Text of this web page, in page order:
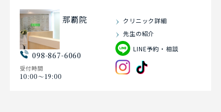
那覇院
098-867-6060
受付時間
10:00〜19:00
クリニック詳細
先生の紹介
LINE予約・相談